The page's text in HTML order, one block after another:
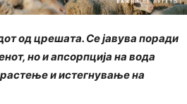
од црешата. Се јавува поради
но и апсорпција на вода
и истегнување на